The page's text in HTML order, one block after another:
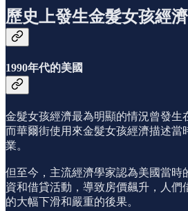
歷史上發生金髮女孩經
1990年代的美國
金髮女孩經濟最為明顯的情況曾發生
而華爾街使用來金髮女孩經濟描述當
業。
但至今，主流經濟學家認為美國當時
資和借貸活動，導致房價飆升，人
的大幅下滑和嚴重的後果。